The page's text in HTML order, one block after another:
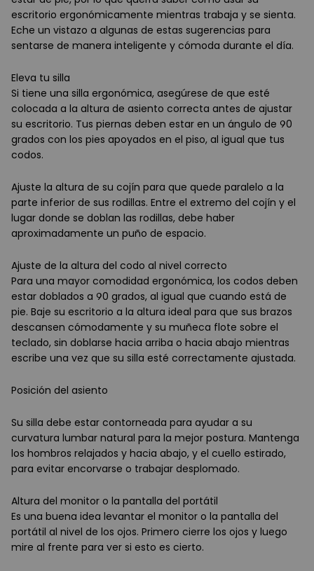
escritorio ergonómicamente mientras trabaja y se sienta.
Eche un vistazo a algunas de estas sugerencias para
sentarse de manera inteligente y cómoda durante el día.
Eleva tu silla
Si tiene una silla ergonómica, asegúrese de que esté
colocada a la altura de asiento correcta antes de ajustar
su escritorio. Tus piernas deben estar en un ángulo de 90
grados con los pies apoyados en el piso, al igual que tus
codos.
Ajuste la altura de su cojín para que quede paralelo a la
parte inferior de sus rodillas. Entre el extremo del cojín y el
lugar donde se doblan las rodillas, debe haber
aproximadamente un puño de espacio.
Ajuste de la altura del codo al nivel correcto
Para una mayor comodidad ergonómica, los codos deben
estar doblados a 90 grados, al igual que cuando está de
pie. Baje su escritorio a la altura ideal para que sus brazos
descansen cómodamente y su muñeca flote sobre el
teclado, sin doblarse hacia arriba o hacia abajo mientras
escribe una vez que su silla esté correctamente ajustada.
Posición del asiento
Su silla debe estar contorneada para ayudar a su
curvatura lumbar natural para la mejor postura. Mantenga
los hombros relajados y hacia abajo, y el cuello estirado,
para evitar encorvarse o trabajar desplomado.
Altura del monitor o la pantalla del portátil
Es una buena idea levantar el monitor o la pantalla del
portátil al nivel de los ojos. Primero cierre los ojos y luego
mire al frente para ver si esto es cierto.